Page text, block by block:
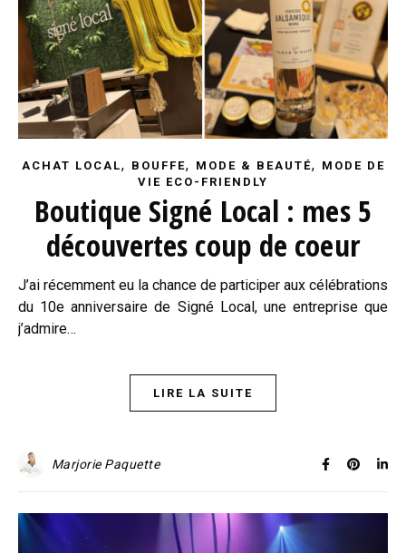
ACHAT LOCAL, BOUFFE, MODE & BEAUTÉ, MODE DE
VIE ECO-FRIENDLY
Boutique Signé Local : mes 5
découvertes coup de coeur
J’ai récemment eu la chance de participer aux célébrations
du 10e anniversaire de Signé Local, une entreprise que
j’admire…
LIRE LA SUITE
Marjorie Paquette